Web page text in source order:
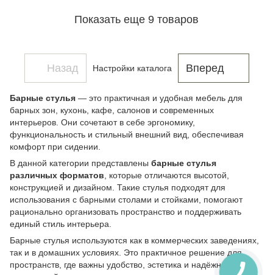
Показать еще 9 товаров
Назад Настройки каталога Вперед
Барные стулья — это практичная и удобная мебель для
барных зон, кухонь, кафе, салонов и современных
интерьеров. Они сочетают в себе эргономику,
функциональность и стильный внешний вид, обеспечивая
комфорт при сидении.
В данной категории представлены барные стулья
различных форматов , которые отличаются высотой,
конструкцией и дизайном. Такие стулья подходят для
использования с барными столами и стойками, помогают
рационально организовать пространство и поддерживать
единый стиль интерьера.
Барные стулья используются как в коммерческих заведениях,
так и в домашних условиях. Это практичное решение для
пространств, где важны удобство, эстетика и надёжность в